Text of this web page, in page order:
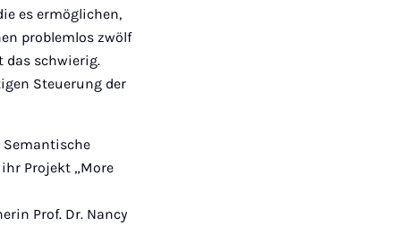
es ermöglichen,
problemlos zwölf
das schwierig.
Steuerung der
Projekt „More
Prof. Dr. Nancy